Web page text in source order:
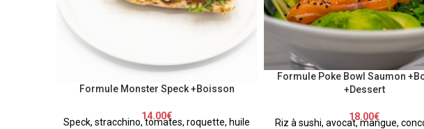
Formule Monster Speck +Boisson
14.00€
Speck, stracchino, tomates, roquette, huile
Formule Poke Bowl Saumon
+Dessert
18.00€
Riz à sushi, avocat, mangue,